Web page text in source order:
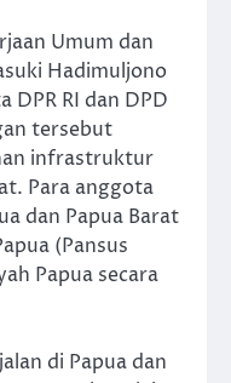
Umum dan
Hadimuljono
DPR RI dan DPD
tersebut
infrastruktur
Para anggota
dan Papua Barat
(Pansus
Papua secara
di Papua dan